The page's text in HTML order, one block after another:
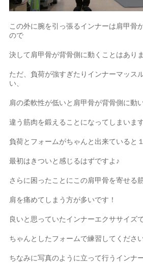
この外に腕を引っ張るインナーは肩甲骨
ので
決して肩甲骨が背骨側に動くことはあり
ただ、負荷が強すぎたりインナーマッス
い、
肩の柔軟性が低いと肩甲骨が背骨側に動
違う筋肉を鍛えることになってしまいます
負荷とフォームがちゃんと出来ていると
最初はきついと感じるはずですよ♪
さらに困ったことにこの肩甲骨を寄せる
肩を痛めてしまう方が多いです！
良いと思っていたインナーエクササイズ
ちゃんとしたフォームで練習してくださ
ちなみに写真のように立って行うインナ